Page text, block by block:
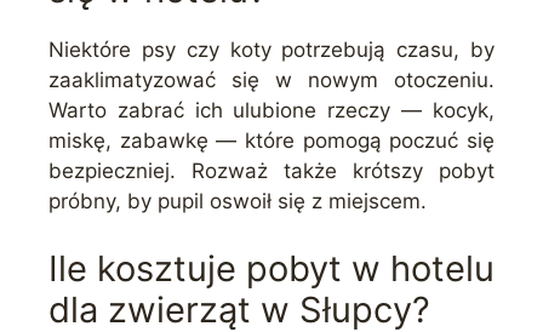
Niektóre psy czy koty potrzebują czasu, by
zaaklimatyzować się w nowym otoczeniu.
Warto zabrać ich ulubione rzeczy — kocyk,
miskę, zabawkę — które pomogą poczuć się
bezpieczniej. Rozważ także krótszy pobyt
próbny, by pupil oswoił się z miejscem.
Ile kosztuje pobyt w hotelu
dla zwierząt w Słupcy?